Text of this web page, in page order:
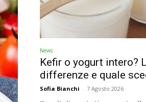
News
Kefir o yogurt intero?
differenze e quale
Sofia Bianchi - 7 Agosto 2026